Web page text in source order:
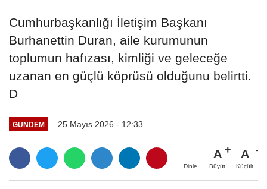
Cumhurbaşkanlığı İletişim Başkanı
Burhanettin Duran, aile kurumunun
toplumun hafızası, kimliği ve geleceğe
uzanan en güçlü köprüsü olduğunu belirtti.
D
GÜNDEM 25 Mayıs 2026 - 12:33
Dinle
A
Büyüt
A
Küçült